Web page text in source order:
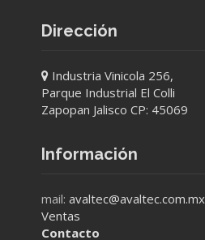
Dirección
Industria Vinicola 256,
Parque Industrial El Colli
Zapopan Jalisco CP: 45069
Información
mail: avaltec@avaltec.com.mx
Ventas
Contacto